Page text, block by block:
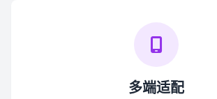
多端适配